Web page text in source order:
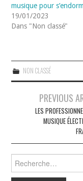
musique pour
19/01/2023
Dans "Non classé"
NON CLASSÉ
NavigationPREVIOUS
LES
MUSIQUE